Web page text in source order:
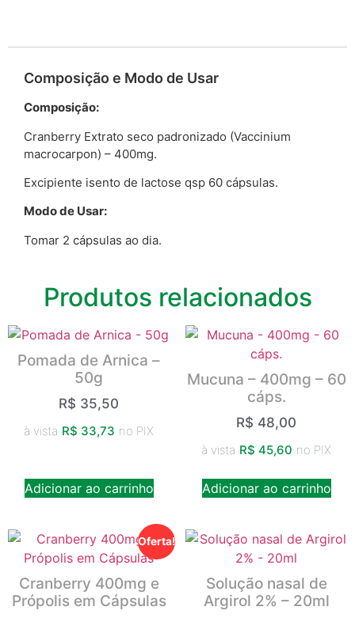
Composição e Modo de Usar
Composição:
Cranberry Extrato seco padronizado (Vaccinium
macrocarpon) – 400mg.
Excipiente isento de lactose qsp 60 cápsulas.
Modo de Usar:
Tomar 2 cápsulas ao dia.
Produtos relacionados
Pomada de Arnica –
50g
R$ 35,50
à vista R$ 33,73 no PIX
Adicionar ao carrinho
Mucuna – 400mg – 60
cáps.
R$ 48,00
à vista R$ 45,60 no PIX
Adicionar ao carrinho
Oferta!
Cranberry 400mg e
Própolis em Cápsulas
Solução nasal de
Argirol 2% – 20ml